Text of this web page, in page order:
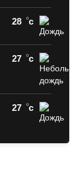
28 c
27 c
27 c